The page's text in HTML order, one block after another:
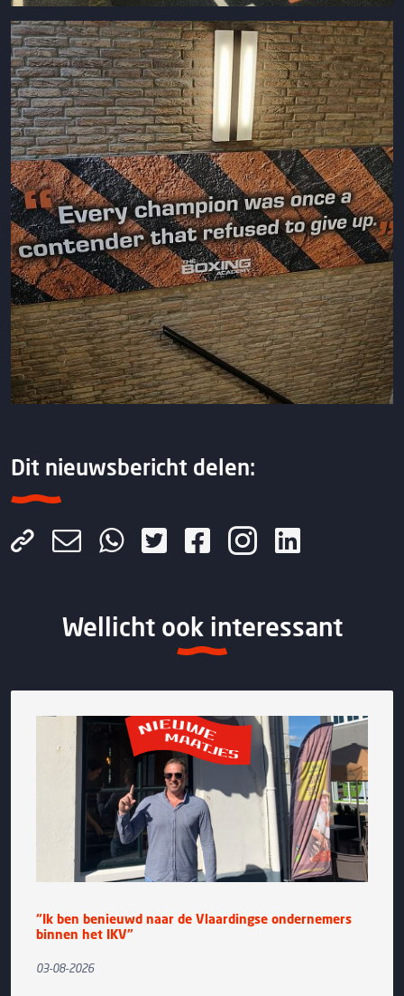
Dit nieuwsbericht delen:
Wellicht ook interessant
Breng je avontuurlijke aard boven bij Adventure
Vlaardingen
28-07-2026